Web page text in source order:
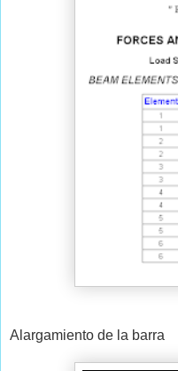
Alargamiento de la barra